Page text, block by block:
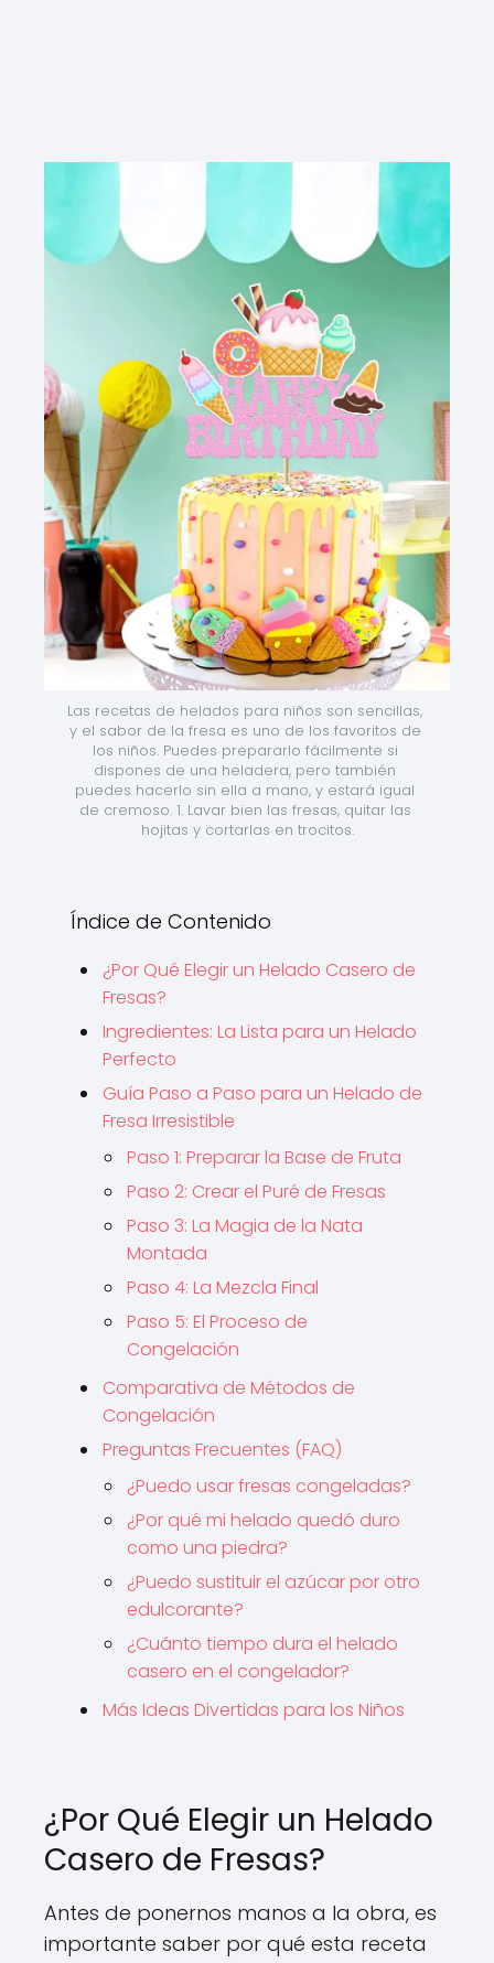
Las recetas de helados para niños son sencillas,
y el sabor de la fresa es uno de los favoritos de
los niños. Puedes prepararlo fácilmente si
dispones de una heladera, pero también
puedes hacerlo sin ella a mano, y estará igual
de cremoso. 1. Lavar bien las fresas, quitar las
hojitas y cortarlas en trocitos.
Índice de Contenido
¿Por Qué Elegir un Helado Casero de
Fresas?
Ingredientes: La Lista para un Helado
Perfecto
Guía Paso a Paso para un Helado de
Fresa Irresistible
Paso 1: Preparar la Base de Fruta
Paso 2: Crear el Puré de Fresas
Paso 3: La Magia de la Nata
Montada
Paso 4: La Mezcla Final
Paso 5: El Proceso de
Congelación
Comparativa de Métodos de
Congelación
Preguntas Frecuentes (FAQ)
¿Puedo usar fresas congeladas?
¿Por qué mi helado quedó duro
como una piedra?
¿Puedo sustituir el azúcar por otro
edulcorante?
¿Cuánto tiempo dura el helado
casero en el congelador?
Más Ideas Divertidas para los Niños
¿Por Qué Elegir un Helado
Casero de Fresas?
Antes de ponernos manos a la obra, es
importante saber por qué esta receta